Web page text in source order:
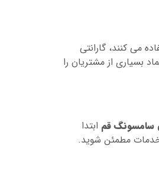
می کنند، گارانتی
بسیاری از مشتریان را
سامسونگ قم ابتدا
خدمات مطمئن شوید.